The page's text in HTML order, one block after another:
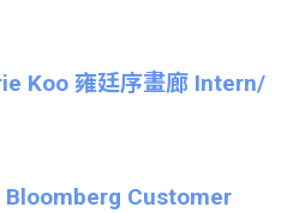
Koo 雍廷序畫廊 Intern/
Bloomberg Customer